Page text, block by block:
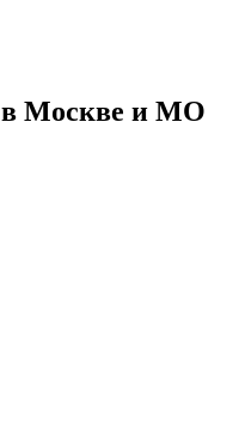
в Москве и МО